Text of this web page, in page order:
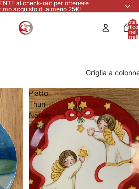
al check-out per ottenere
acquisto di almeno 25€!
nel
Griglia a
Piatto
Thun
Natale
2021